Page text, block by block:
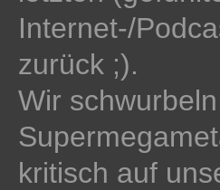
Internet-/
zurück ;).
Wir
kritisch auf